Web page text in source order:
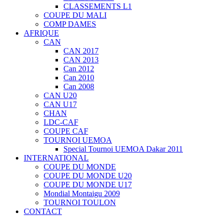
CLASSEMENTS L1
COUPE DU MALI
COMP DAMES
AFRIQUE
CAN
CAN 2017
CAN 2013
Can 2012
Can 2010
Can 2008
CAN U20
CAN U17
CHAN
LDC-CAF
COUPE CAF
TOURNOI UEMOA
Special Tournoi UEMOA Dakar 2011
INTERNATIONAL
COUPE DU MONDE
COUPE DU MONDE U20
COUPE DU MONDE U17
Mondial Montaigu 2009
TOURNOI TOULON
CONTACT